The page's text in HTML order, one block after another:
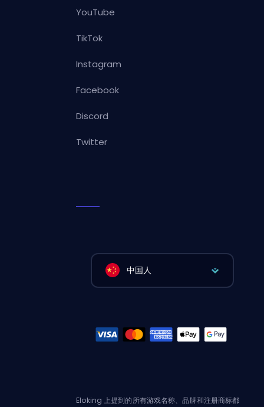
YouTube
TikTok
Instagram
Facebook
Discord
Twitter
中国人
Eloking 上提到的所有游戏名称、品牌和注册商标都